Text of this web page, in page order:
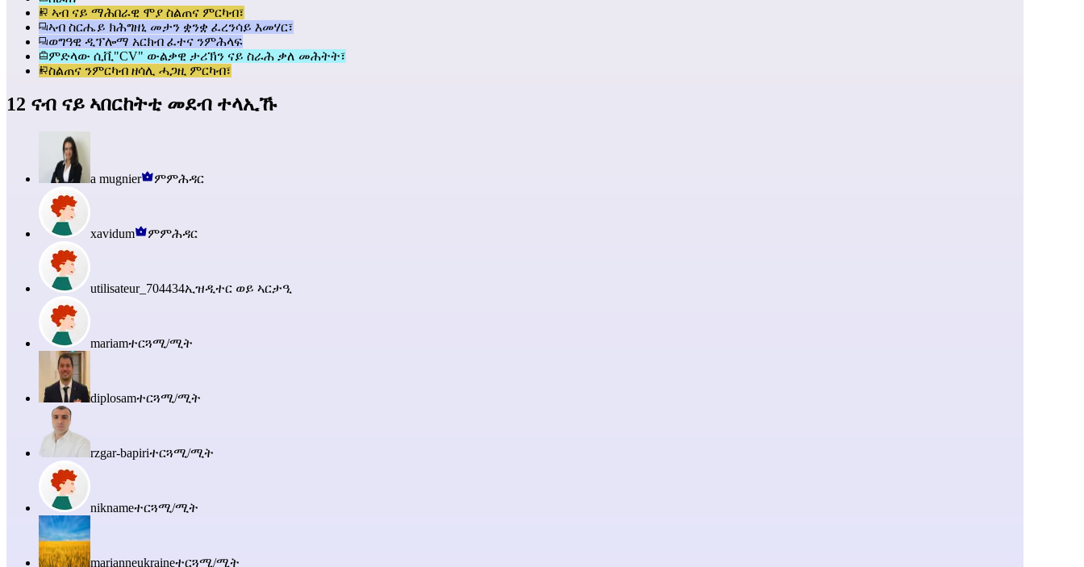
ኣብ ናይ ማሕበራዊ ሞያ ስልጠና ምርካብ፣
ኣብ ስርሔይ ክሕግዘኒ መታን ቋንቋ ፈረንሳይ እመሃር፣
ወግዓዊ ዲፕሎማ አርክብ ፈተና ንምሕላፍ
ምድላው ሲቪ"CV" ውልቃዊ ታሪኽን ናይ ስራሕ ቃለ መሕትት፣
ስልጠና ንምርካብ ዘሳሊ ሓጋዚ ምርካብ፣
12 ናብ ናይ ኣበርከትቲ መደብ ተላኢኹ
a mugnier ምምሕዳር
xavidum ምምሕዳር
utilisateur_704434ኢዝዲተር ወይ ኣርታዒ
mariamተርጓሚ/ሚት
diplosamተርጓሚ/ሚት
rzgar-bapiriተርጓሚ/ሚት
niknameተርጓሚ/ሚት
marianneukraineተርጓሚ/ሚት